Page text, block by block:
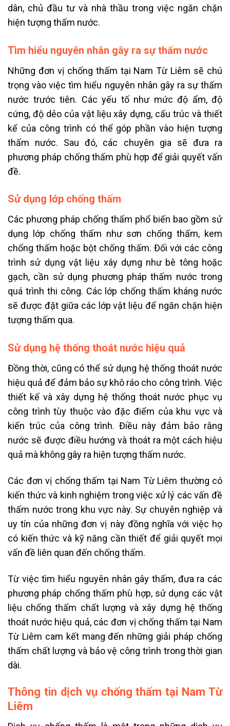
dân, chủ đầu tư và nhà thầu trong việc ngăn chặn
hiện tượng thấm nước.
Tìm hiểu nguyên nhân gây ra sự thấm nước
Những đơn vị chống thấm tại Nam Từ Liêm sẽ chú
trọng vào việc tìm hiểu nguyên nhân gây ra sự thấm
nước trước tiên. Các yếu tố như mức độ ẩm, độ
cứng, độ dẻo của vật liệu xây dựng, cấu trúc và thiết
kế của công trình có thể góp phần vào hiện tượng
thấm nước. Sau đó, các chuyên gia sẽ đưa ra
phương pháp chống thấm phù hợp để giải quyết vấn
đề.
Sử dụng lớp chống thấm
Các phương pháp chống thấm phổ biến bao gồm sử
dụng lớp chống thấm như sơn chống thấm, kem
chống thấm hoặc bột chống thấm. Đối với các công
trình sử dụng vật liệu xây dựng như bê tông hoặc
gạch, cần sử dụng phương pháp thấm nước trong
quá trình thi công. Các lớp chống thấm kháng nước
sẽ được đặt giữa các lớp vật liệu để ngăn chặn hiện
tượng thấm qua.
Sử dụng hệ thống thoát nước hiệu quả
Đồng thời, cũng có thể sử dụng hệ thống thoát nước
hiệu quả để đảm bảo sự khô ráo cho công trình. Việc
thiết kế và xây dựng hệ thống thoát nước phục vụ
công trình tùy thuộc vào đặc điểm của khu vực và
kiến trúc của công trình. Điều này đảm bảo rằng
nước sẽ được điều hướng và thoát ra một cách hiệu
quả mà không gây ra hiện tượng thấm nước.
Các đơn vị chống thấm tại Nam Từ Liêm thường có
kiến thức và kinh nghiệm trong việc xử lý các vấn đề
thấm nước trong khu vực này. Sự chuyên nghiệp và
uy tín của những đơn vị này đồng nghĩa với việc họ
có kiến thức và kỹ năng cần thiết để giải quyết mọi
vấn đề liên quan đến chống thấm.
Từ việc tìm hiểu nguyên nhân gây thấm, đưa ra các
phương pháp chống thấm phù hợp, sử dụng các vật
liệu chống thấm chất lượng và xây dựng hệ thống
thoát nước hiệu quả, các đơn vị chống thấm tại Nam
Từ Liêm cam kết mang đến những giải pháp chống
thấm chất lượng và bảo vệ công trình trong thời gian
dài.
Thông tin dịch vụ chống thấm tại Nam Từ
Liêm